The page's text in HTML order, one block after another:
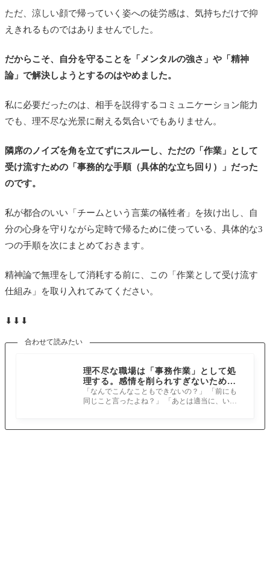
ただ、涼しい顔で帰っていく姿への徒労感は、気持ちだけで抑
えきれるものではありませんでした。
だからこそ、自分を守ることを「メンタルの強さ」や「精神
論」で解決しようとするのはやめました。
私に必要だったのは、相手を説得するコミュニケーション能力
でも、理不尽な光景に耐える気合いでもありません。
隣席のノイズを角を立てずにスルーし、ただの「作業」として
受け流すための「事務的な手順（具体的な立ち回り）」だった
のです。
私が都合のいい「チームという言葉の犠牲者」を抜け出し、自
分の心身を守りながら定時で帰るために使っている、具体的な3
つの手順を次にまとめておきます。
精神論で無理をして消耗する前に、この「作業として受け流す
仕組み」を取り入れてみてください。
⬇︎⬇︎⬇︎
合わせて読みたい
理不尽な職場は「事務作業」として処
理する。感情を削られすぎないため
の、静かな防衛術
「なんでこんなこともできないの？」 「前にも
同じこと言ったよね？」 「あとは適当に、いい